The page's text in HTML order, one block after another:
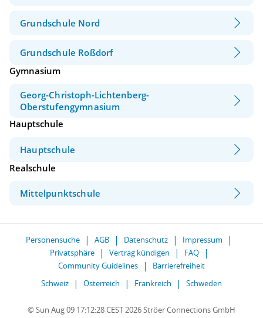
Grundschule Nord
Grundschule Roßdorf
Gymnasium
Georg-Christoph-Lichtenberg-
Oberstufengymnasium
Hauptschule
Hauptschule
Realschule
Mittelpunktschule
Personensuche AGB Datenschutz
Impressum
Privatsphäre
Vertrag kündigen
FAQ
Community Guidelines
Barrierefreiheit
Schweiz
Österreich Frankreich Schweden
© Sun Aug 09 17:12:28 CEST 2026 Ströer Connections GmbH